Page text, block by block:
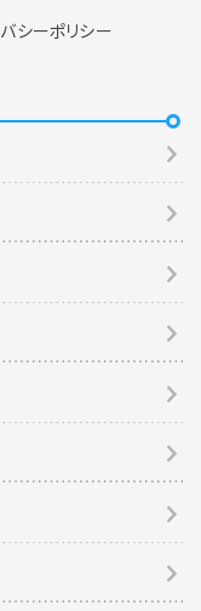
シーポリシー